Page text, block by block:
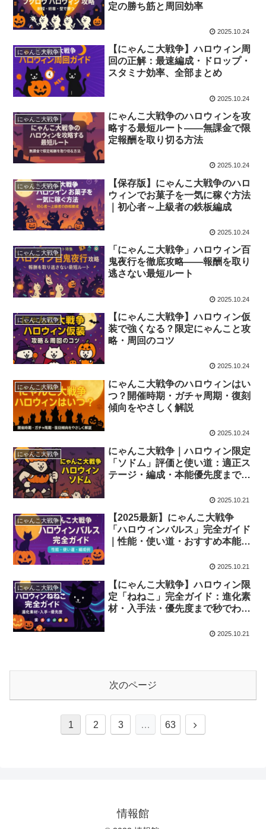
定の勝ち筋と周回効率
2025.10.24
にゃんこ大戦争
【にゃんこ大戦争】ハロウィン周
回の正解：最速編成・ドロップ・
スタミナ効率、全部まとめ
2025.10.24
にゃんこ大戦争
にゃんこ大戦争のハロウィンを攻
略する最短ルート——無課金で限
定報酬を取り切る方法
2025.10.24
にゃんこ大戦争
【保存版】にゃんこ大戦争のハロ
ウィンでお菓子を一気に稼ぐ方法
｜初心者～上級者の鉄板編成
2025.10.24
にゃんこ大戦争
「にゃんこ大戦争」ハロウィン百
鬼夜行を徹底攻略――報酬を取り
逃さない最短ルート
2025.10.24
にゃんこ大戦争
【にゃんこ大戦争】ハロウィン仮
装で強くなる？限定にゃんこと攻
略・周回のコツ
2025.10.24
にゃんこ大戦争
にゃんこ大戦争のハロウィンはい
つ？開催時期・ガチャ周期・復刻
傾向をやさしく解説
2025.10.24
にゃんこ大戦争
にゃんこ大戦争｜ハロウィン限定
「ソドム」評価と使い道：適正ス
テージ・編成・本能優先度まで完
2025.10.21
にゃんこ大戦争
【2025最新】にゃんこ大戦争
「ハロウィンバルス」完全ガイド
｜性能・使い道・おすすめ本能と
2025.10.21
にゃんこ大戦争
【にゃんこ大戦争】ハロウィン限
定「ねねこ」完全ガイド：進化素
材・入手法・優先度まで秒でわか
2025.10.21
次のページ
1 2 3 … 63
次
情報館